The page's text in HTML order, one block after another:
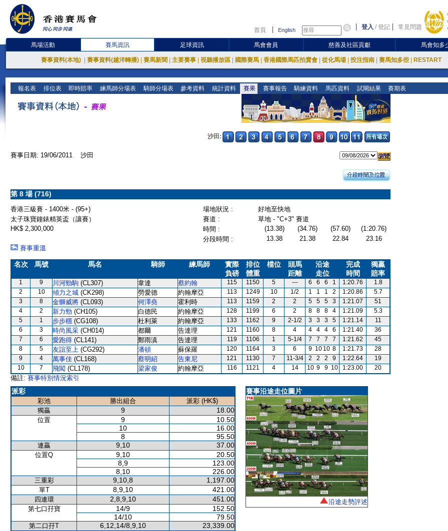
首頁 English 登入 /登記 常見問題
馬場活動 賽馬資訊 足球資訊 馬會會員 慈善及社區貢獻 馬會知多
賽事資料(本地) 賽事資料(越洋轉播) 賽馬新聞 主要賽事 視聽播放區 國際賽馬 香港國際馬匹拍賣會 從化馬場 投注指南 賽馬知多些 RESTART
報名表 排位表 即時賠率 練馬師分場表 騎師分場表 參考資料 統計資料 賽果 賽事報告 騎練資料 馬匹資料 試閘結果 賽期表
沙田:
賽事日期: 19/06/2011 沙田
第 8 場 (716)
香港三級賽 - 1400米 - (95+) 場地狀況 :
好地至快地
太子珠寶鐘錶精英盃（讓賽）
賽道 :
草地 - "C+3" 賽道
HK$ 2,300,000
時間 : (13.38) (34.76) (57.60)
(1:20.76)
分段時間 :
13.38 21.38 22.84
23.16
賽事重溫
名次 馬號 馬名 騎師 練馬師
實際
負磅
排位
體重
檔位
頭馬
距離
沿途
走位
完成
時間
獨贏
賠率
1 9 川河勁駒 (CL307) 韋達 蔡約翰 115 1150 5 --- 6 6 6 1 1:20.76
1.8
2
10 傾力之城 (CK298) 勞愛德 約翰摩亞 113 1249 10 1/2 1 1 1 2 1:20.86
5.7
3
8 金獅威將 (CL093) 何澤堯 霍利時 113 1159 2 2 5 5 5 3 1:21.07
51
4
2 新力勁 (CH105) 白德民 約翰摩亞 128 1199 6 2 8 8 8 4 1:21.09
5.3
5
1 步步穩 (CG108) 杜利萊 約翰摩亞 133 1162 9 2-1/2 3 3 3 5 1:21.14
11
6
3 時尚風采 (CH014) 都爾 告達理 121 1160 8 4 4 4 4 6 1:21.40
36
7
6 愛跑得 (CL141) 鄭雨滇 告達理 119 1106 1 5-1/4 7 7 7 7 1:21.62
45
8
5 友誼至上 (CG292) 潘頓 蘇保羅 120 1164 3 6 9 10 10 8 1:21.73
28
9
4 萬事佳 (CL168) 蔡明紹 告東尼 121 1130 7 11-3/4 2 2 2 9 1:22.64
19
10
7 飛闖 (CL178) 梁家俊 約翰摩亞 116 1121 4 14 10 9 9 10 1:23.00 20
備註: 賽事特別情況索引
派彩
彩池 勝出組合
派彩 (HK$)
獨贏
9 18.00
位置 9
10.50
10
16.00
8
95.50
連贏 9,10 37.00
位置Q 9,10
20.50
8,9
123.00
8,10
226.00
三重彩 9,10,8 1,197.00
單T 8,9,10 421.00
四連環 2,8,9,10 451.00
第七口孖寶 14/9
152.50
14/10
79.50
第二口孖T 6,12,14/8,9,10 23,339.00
賽事沿途走位圖片
沿途走勢評述